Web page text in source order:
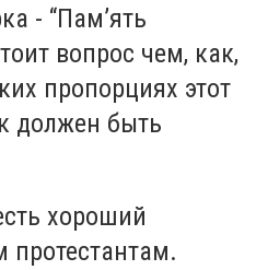
- “Пам’ять
вопрос чем, как,
пропорциях этот
должен быть
хороший